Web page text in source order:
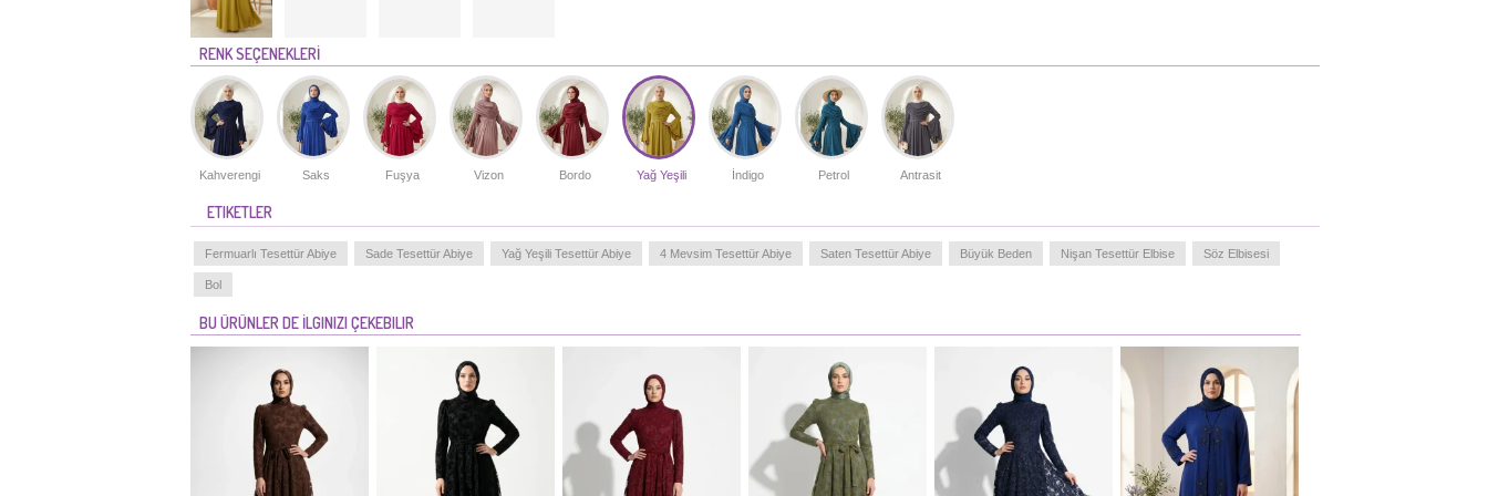
parçayı, benzer tonlarda bir şal ve zarif aksesuarlarla
tamamlayarak sofistike bir stil oluşturabilirsiniz. Kumaşın
terletmeyen yapısı, uzun süreli kullanımlarda dahi
tazeliğinizi korumanıza yardımcı olur. Her detayında
kaliteyi hissedeceğiniz bu tasarım, gardırobunuzun en özel
parçası olmaya adaydır.
MANKENIMIZIN ÖLÇÜLERI :
BASEN: 98,BEL: 66,GÖĞÜS: 90,BOY : 175,KILO: 59
RENK SEÇENEKLERİ
Kahverengi Saks Fuşya Vizon Bordo Yağ Yeşili İndigo Petrol Antrasit
ETIKETLER
Fermuarlı Tesettür Abiye Sade Tesettür Abiye Yağ Yeşili Tesettür Abiye 4 Mevsim Tesettür Abiye Saten Tesettür Abiye Büyük Beden Nişan Tesettür Elbise Söz Elbisesi
Bol
BU ÜRÜNLER DE İLGINIZI ÇEKEBILIR